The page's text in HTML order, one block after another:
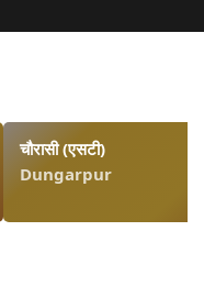
चौरासी (एसटी)
Dungarpur